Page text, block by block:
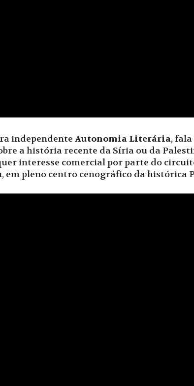
independente Autonomia Literária, fala
a história recente da Síria ou da
interesse comercial por parte do
pleno centro cenográfico da histórica